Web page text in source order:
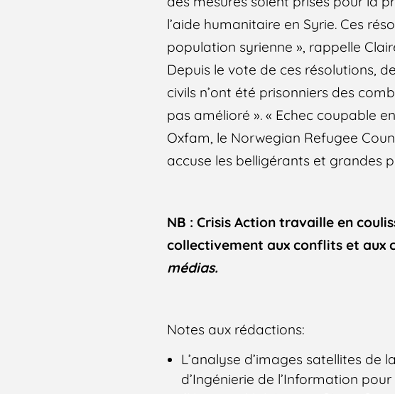
l’aide humanitaire en Syrie. Ces
population syrienne », rappelle
Depuis le vote de ces résolutions,
civils n’ont été prisonniers des
pas amélioré ». « Echec coupable
Oxfam, le Norwegian Refugee
accuse les belligérants et grandes
NB : Crisis Action travaille en
collectivement aux conflits et aux
médias.
Notes aux rédactions:
L’analyse d’images satellites de
d’Ingénierie de l’Information